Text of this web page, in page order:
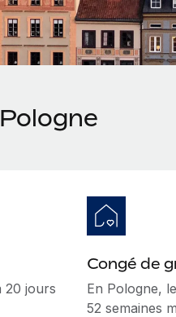
20 jours
Congé de
En Pologne,
52 semaines